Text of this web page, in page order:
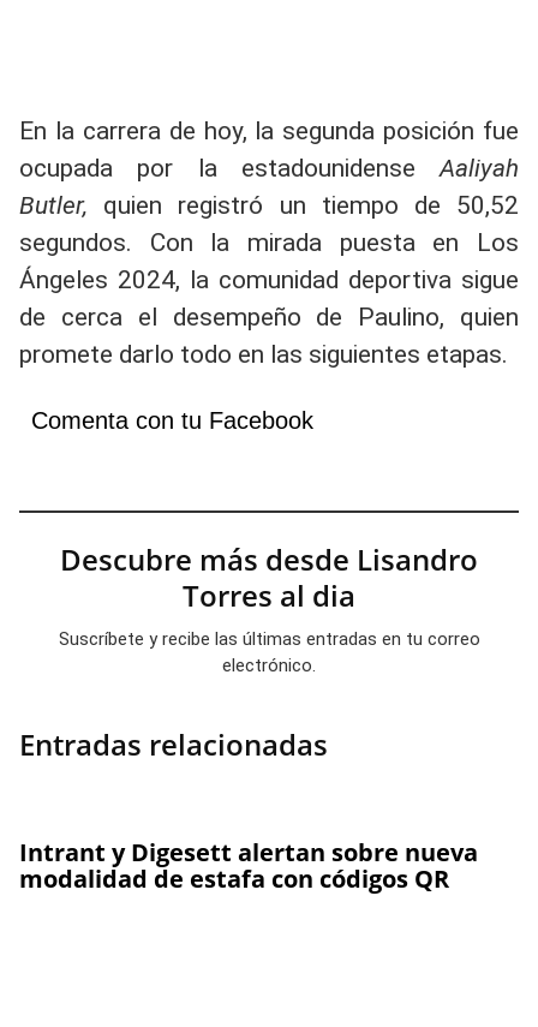
En la carrera de hoy, la segunda posición fue
ocupada por la estadounidense Aaliyah
Butler, quien registró un tiempo de 50,52
segundos. Con la mirada puesta en Los
Ángeles 2024, la comunidad deportiva sigue
de cerca el desempeño de Paulino, quien
promete darlo todo en las siguientes etapas.
Comenta con tu Facebook
Descubre más desde Lisandro
Torres al dia
Suscríbete y recibe las últimas entradas en tu correo
electrónico.
Entradas relacionadas
Intrant y Digesett alertan sobre nueva
modalidad de estafa con códigos QR